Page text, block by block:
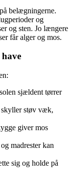
belægningerne.
og
og sten. Jo længere
får alger og mos.
sjældent tørrer
støv væk,
giver mos
madrester kan
sig og holde på